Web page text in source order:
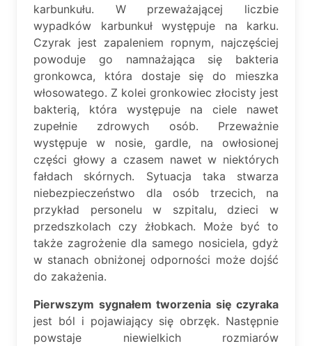
karbunkułu. W przeważającej liczbie
wypadków karbunkuł występuje na karku.
Czyrak jest zapaleniem ropnym, najczęściej
powoduje go namnażająca się bakteria
gronkowca, która dostaje się do mieszka
włosowatego. Z kolei gronkowiec złocisty jest
bakterią, która występuje na ciele nawet
zupełnie zdrowych osób. Przeważnie
występuje w nosie, gardle, na owłosionej
części głowy a czasem nawet w niektórych
fałdach skórnych. Sytuacja taka stwarza
niebezpieczeństwo dla osób trzecich, na
przykład personelu w szpitalu, dzieci w
przedszkolach czy żłobkach. Może być to
także zagrożenie dla samego nosiciela, gdyż
w stanach obniżonej odporności może dojść
do zakażenia.
Pierwszym sygnałem tworzenia się czyraka
jest ból i pojawiający się obrzęk. Następnie
powstaje niewielkich rozmiarów